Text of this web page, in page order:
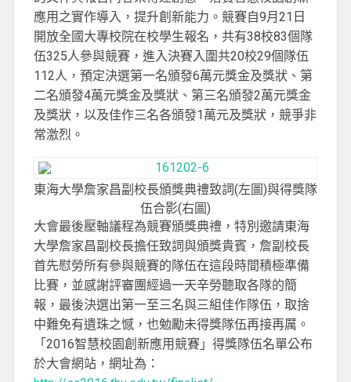
應用之實作導入，提升創新能力。競賽自9月21日
開放全國大專校院在校學生報名，共有38校83個隊
伍325人參與競賽，進入決賽入圍共20校29個隊伍
112人，預定決選第一名頒發6萬元獎金及獎狀、第
二名頒發4萬元獎金及獎狀、第三名頒發2萬元獎金
及獎狀，以及佳作三名各頒發1萬元及獎狀，競爭非
常激烈。
東海大學詹家昌副校長頒獎典禮致詞(左圖)與得獎隊
伍合影(右圖)
大會最後壓軸議程為競賽頒獎典禮，特別邀請東海
大學詹家昌副校長擔任致詞與頒獎貴賓，詹副校長
首先慰勞所有參與競賽的隊伍在這段時間積極準備
比賽，並感謝評審團經過一天辛勞聽取各隊的簡
報，最後決選出第一至三名與三組佳作隊伍，取捨
中難免有遺珠之憾，也勉勵未得獎隊伍再接再厲。
「2016智慧校園創新應用競賽」得獎隊伍名單公布
於大會網站，網址為：